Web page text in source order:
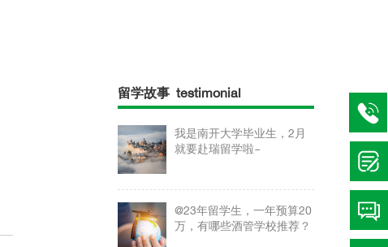
留学故事 testimonial
我是南开大学毕业生，2月
就要赴瑞留学啦~
@23年留学生，一年预算20
万，有哪些酒管学校推荐？